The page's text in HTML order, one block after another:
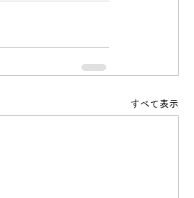
すべて表示